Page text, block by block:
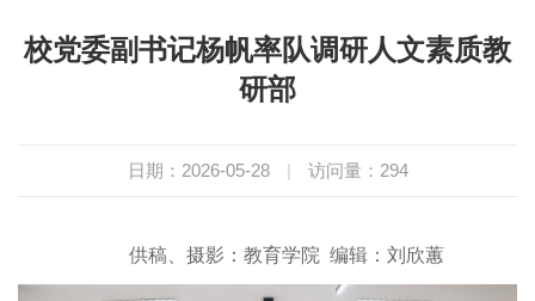
校党委副书记杨帆率队调研人文素质教
研部
日期：2026-05-28 | 访问量： 294
供稿、摄影：教育学院 编辑：刘欣蕙